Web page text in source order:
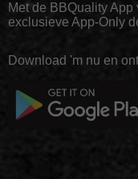
Met de BBQuality
exclusieve App-Only
Download 'm nu en